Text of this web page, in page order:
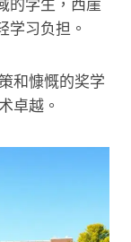
的学生，西崖
学习负担。
和慷慨的奖学
卓越。